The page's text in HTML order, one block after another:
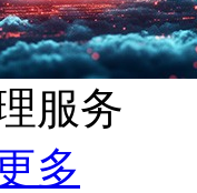
服务
多